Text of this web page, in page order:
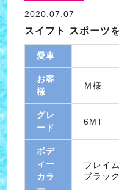
2020.07.07
スイフト スポーツ
愛車
お客
様
Ｍ様
グレ
ード
6MT
ボデ
ィー
カラ
フレイ
ブラッ